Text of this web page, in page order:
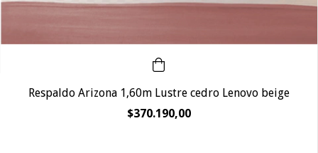
Respaldo Arizona 1,60m Lustre cedro Lenovo beige
$370.190,00